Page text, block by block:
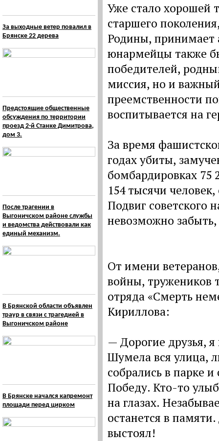
За выходные ветер повалил в
Брянске 22 дерева
Предстоящие общественные
обсуждения по территории
проезд 2-й Станке Димитрова,
дом 3.
После трагении в
Выгоничском районе службы
и ведомства действовали как
единый механизм.
В Брянской области объявлен
траур в связи с трагедией в
Выгоничском районе
В Брянске начался капремонт
площади перед цирком
Уже стало хорошей
старшего
Родины, принимает
юнармейцы также
победителей,
миссия, но и
преемственности
воспитывается на
За время
годах убиты,
бомбардировках
154 тысячи
Подвиг советского
невозможно забыть,
От имени
войны, тружеников
отряда «Смерть
Кириллова:
— Дорогие друзья,
Шумела вся улица,
собрались в парке
Победу. Кто-то
на глазах.
останется в
выстоял!